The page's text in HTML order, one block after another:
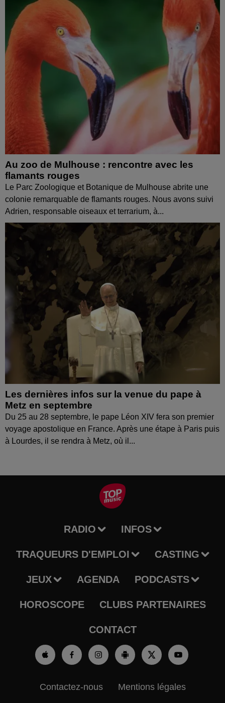
Au zoo de Mulhouse : rencontre avec les
flamants rouges
Le Parc Zoologique et Botanique de Mulhouse abrite une
colonie remarquable de flamants rouges. Nous avons suivi
Adrien, responsable oiseaux et terrarium, à...
Les dernières infos sur la venue du pape à
Metz en septembre
Du 25 au 28 septembre, le pape Léon XIV fera son premier
voyage apostolique en France. Après une étape à Paris puis
à Lourdes, il se rendra à Metz, où il...
RADIO INFOS
TRAQUEURS D'EMPLOI CASTING
JEUX AGENDA PODCASTS
HOROSCOPE CLUBS PARTENAIRES
CONTACT
Contactez-nous Mentions légales